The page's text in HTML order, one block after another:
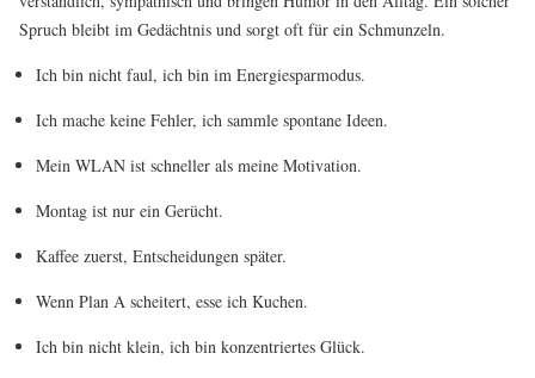
Spruch bleibt im Gedächtnis und sorgt oft für ein Schmunzeln.
Ich bin nicht faul, ich bin im Energiesparmodus.
Ich mache keine Fehler, ich sammle spontane Ideen.
Mein WLAN ist schneller als meine Motivation.
Montag ist nur ein Gerücht.
Kaffee zuerst, Entscheidungen später.
Wenn Plan A scheitert, esse ich Kuchen.
Ich bin nicht klein, ich bin konzentriertes Glück.